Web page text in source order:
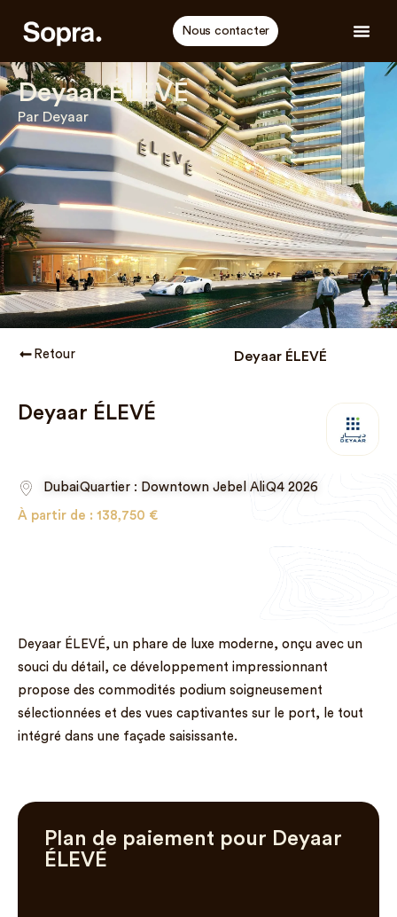
Nous contacter
Deyaar ÉLEVÉ
Par Deyaar
Retour Deyaar ÉLEVÉ
Deyaar ÉLEVÉ
DubaiQuartier : Downtown Jebel AliQ4 2026
À partir de : 138,750 €
Deyaar ÉLEVÉ, un phare de luxe moderne, onçu avec un
souci du détail, ce développement impressionnant
propose des commodités podium soigneusement
sélectionnées et des vues captivantes sur le port, le tout
intégré dans une façade saisissante.
Plan de paiement pour Deyaar
ÉLEVÉ